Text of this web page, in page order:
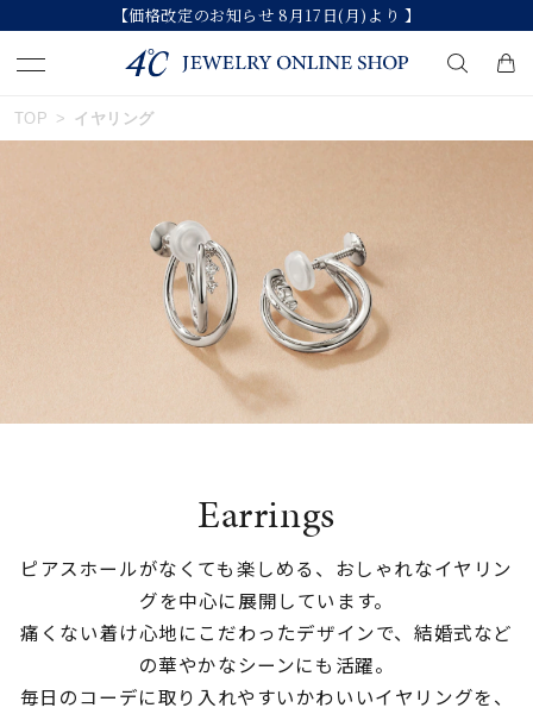
【価格改定のお知らせ 8月17日(月)より 】
人気検索キーワード
#ペア #ダイヤモンド ネックレス
#くまのプーさん
ブランド
素材
TOP イヤリング
Earrings
ピアスホールがなくても楽しめる、おしゃれなイヤリン
グを中心に展開しています。
痛くない着け心地にこだわったデザインで、結婚式など
の華やかなシーンにも活躍。
毎日のコーデに取り入れやすいかわいいイヤリングを、
おすすめ順
並び替え